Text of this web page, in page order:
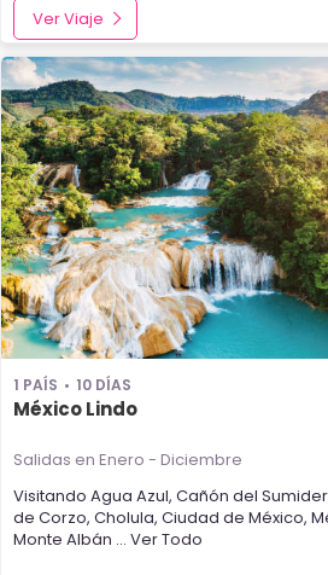
Ver Viaje
1 PAÍS 10 DÍAS
México Lindo
Salidas en Enero - Diciembre
Visitando Agua Azul, Cañón del
de Corzo, Cholula, Ciudad de México,
Monte Albán ... Ver Todo